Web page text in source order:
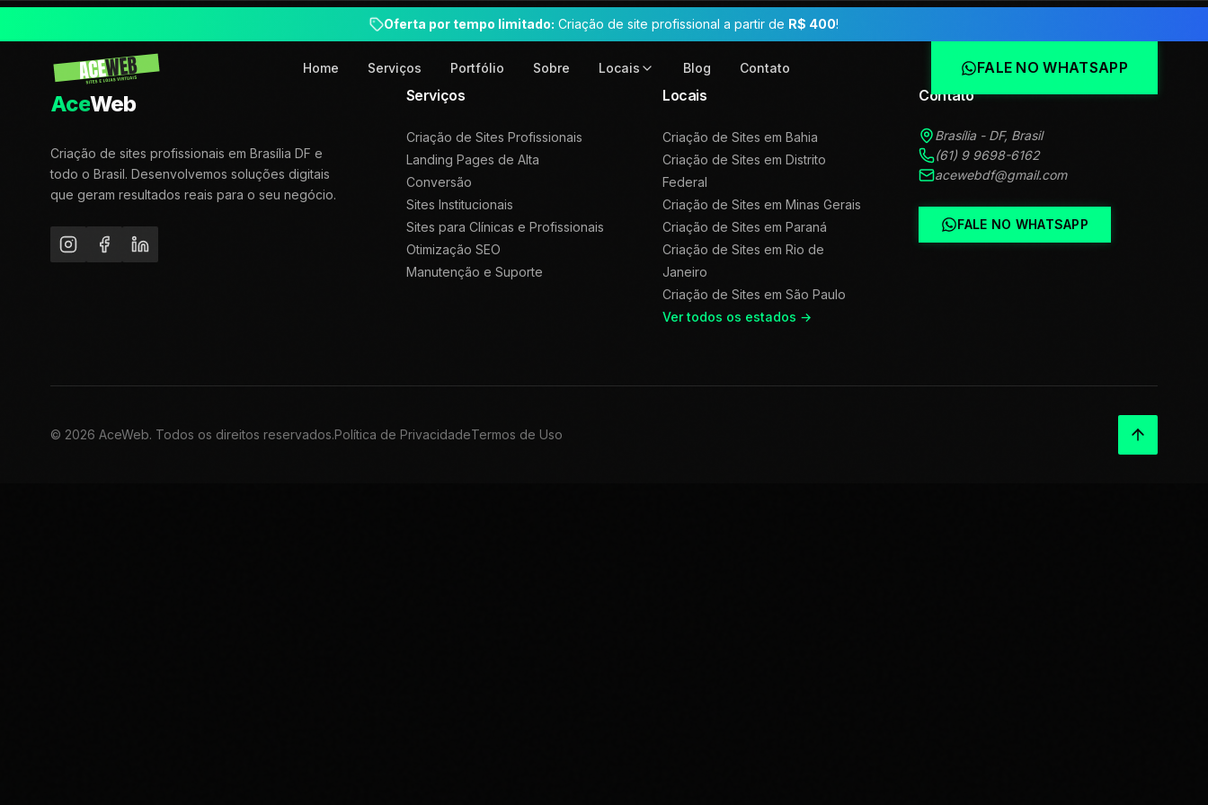
Oferta por tempo limitado: Criação de site profissional a partir de R$ 400!
Home Serviços Portfólio Sobre Locais Blog Contato FALE NO WHATSAPP
AceWeb
Criação de sites profissionais em Brasília DF e
todo o Brasil. Desenvolvemos soluções digitais
que geram resultados reais para o seu negócio.
Serviços
Criação de Sites Profissionais
Landing Pages de Alta
Conversão
Sites Institucionais
Sites para Clínicas e Profissionais
Otimização SEO
Manutenção e Suporte
Locais
Criação de Sites emBahia
Criação de Sites emDistrito
Federal
Criação de Sites emMinas Gerais
Criação de Sites emParaná
Criação de Sites emRio de
Janeiro
Criação de Sites emSão Paulo
Ver todos os estados →
Contato
Brasília - DF, Brasil
(61) 9 9698-6162
acewebdf@gmail.com
FALE NO WHATSAPP
© 2026 AceWeb. Todos os direitos reservados.Política de PrivacidadeTermos de Uso